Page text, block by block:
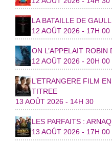
LA BATAILLE DE
12 AOÛT 2026 - 17H 00
ON L’APPELAIT ROBIN
12 AOÛT 2026 - 20H 00
L’ETRANGERE FILM
TITREE
13 AOÛT 2026 - 14H 30
LES PARFAITS :
13 AOÛT 2026 - 17H 00